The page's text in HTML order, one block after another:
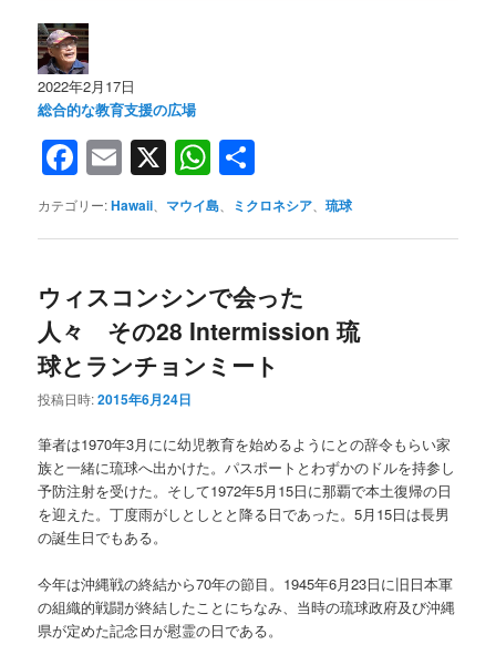
2022年2月17日
総合的な教育支援の広場
Facebook
Email
X WhatsApp
有
カテゴリー:Hawaii マウイ島 ミクロネシア 、琉球
ウィスコンシンで会った
人々 その28 Intermission 琉
球とランチョンミート
投稿日時:2015年6月24日
筆者は1970年3月にに幼児教育を始めるようにとの辞令もらい家
族と一緒に琉球へ出かけた。パスポートとわずかのドルを持参し
予防注射を受けた。そして1972年5月15日に那覇で本土復帰の日
を迎えた。丁度雨がしとしとと降る日であった。5月15日は長男
の誕生日でもある。
今年は沖縄戦の終結から70年の節目。1945年6月23日に旧日本軍
の組織的戦闘が終結したことにちなみ、当時の琉球政府及び沖縄
県が定めた記念日が慰霊の日である。